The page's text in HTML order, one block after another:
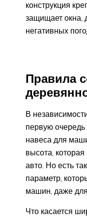
конструкция
защищает окна,
негативных
Правила
В
первую
навеса для
высота,
авто. Но есть
параметр,
машин, даже
Что касается